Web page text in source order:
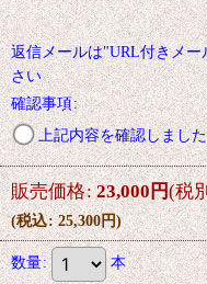
返信メールは"URL付きメ
さい
確認事項:
上記内容を確認しました
販売価格: 23,000円(税
(税込: 25,300円)
数量: 本